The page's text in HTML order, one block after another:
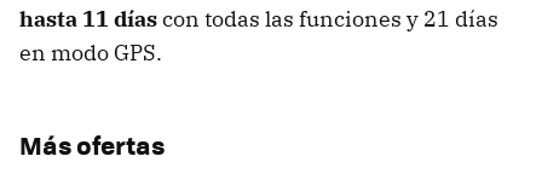
hasta 11 díascon todas las funciones y 21 días
en modo GPS.
Más ofertas